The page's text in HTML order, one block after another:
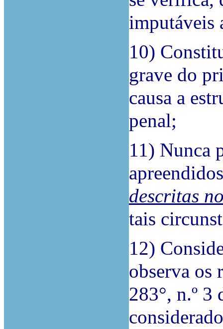
imputáveis
10)
grave do
causa a
penal;
11) Nunca
descritas
tais
12)
observa os
283°, n.º 3